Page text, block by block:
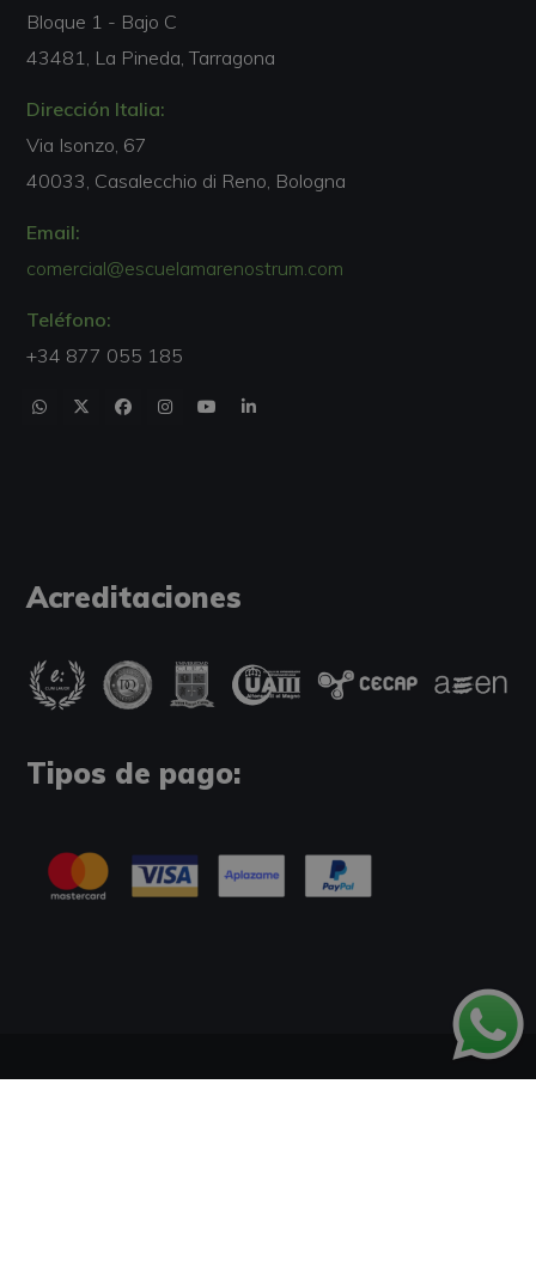
Bloque 1 - Bajo C
43481, La Pineda, Tarragona
Dirección Italia:
Via Isonzo, 67
40033, Casalecchio di Reno, Bologna
Email:
comercial@escuelamarenostrum.com
Teléfono:
+34 877 055 185
Acreditaciones
Tipos de pago: